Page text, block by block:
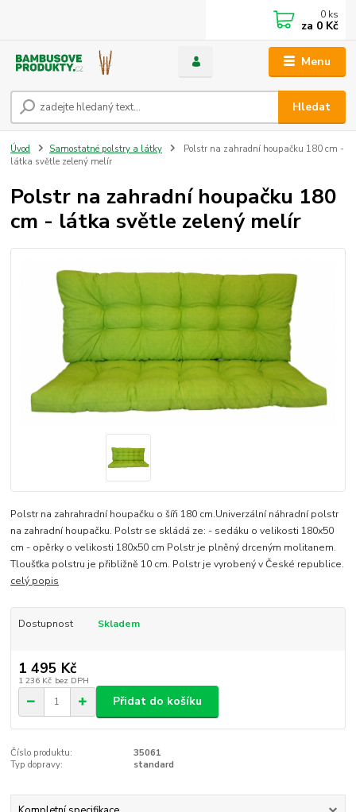
Menu
Hledat
0 ks
za 0 Kč
Úvod Samostatné polstry a látky
Polstr na zahradní houpačku 180 cm -
látka světle zelený melír
Polstr na zahradní houpačku 180
cm - látka světle zelený melír
Polstr na zahrahradní houpačku o šíři 180 cm.Univerzální náhradní polstr
na zahradní houpačku. Polstr se skládá ze: - sedáku o velikosti 180x50
cm - opěrky o velikosti 180x50 cm Polstr je plněný drceným molitanem.
Tloušťka polstru je přibližně 10 cm. Polstr je vyrobený v České republice.
celý popis
Dostupnost Skladem
1 495 Kč
1 236 Kč bez DPH
Přidat do košíku
Číslo produktu:
35061
Typ dopravy:
standard